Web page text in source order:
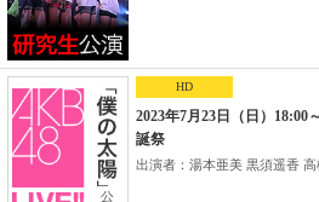
HD
2023年7月23日（日）18:00
誕祭
出演者：湯本亜美 黒須遥香 高